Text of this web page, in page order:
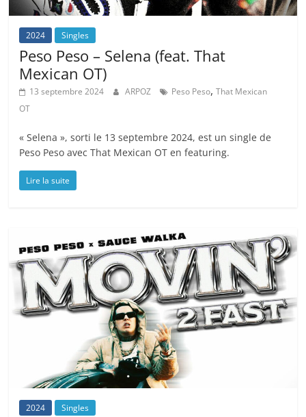
2024 Singles
Peso Peso – Selena (feat. That
Mexican OT)
13 septembre 2024 ARPOZ Peso Peso,That Mexican
OT
« Selena », sorti le 13 septembre 2024, est un single de
Peso Peso avec That Mexican OT en featuring.
Lire la suite
2024 Singles